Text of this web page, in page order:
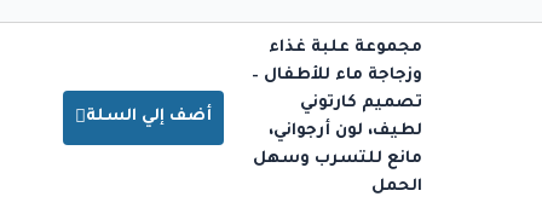
مجموعة علبة غذاء
وزجاجة ماء للأطفال –
تصميم كارتوني
لطيف، لون أرجواني،
مانع للتسرب وسهل
الحمل
أضف إلي السلة